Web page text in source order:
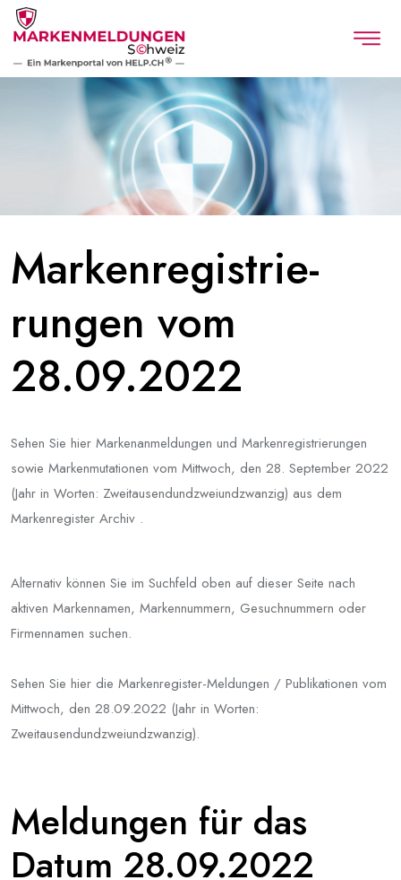
Marken­registrie­
rungen vom
28.09.2022
Sehen Sie hier Markenanmeldungen und Markenregistrierungen
sowie Markenmutationen vom Mittwoch, den 28. September 2022
(Jahr in Worten: Zweitausendundzweiundzwanzig) aus dem
Markenregister Archiv .
Alternativ können Sie im Suchfeld oben auf dieser Seite nach
aktiven Markennamen, Markennummern, Gesuchnummern oder
Firmennamen suchen.
Sehen Sie hier die Markenregister-Meldungen / Publikationen vom
Mittwoch, den 28.09.2022 (Jahr in Worten:
Zweitausendundzweiundzwanzig).
Meldungen für das
Datum 28.09.2022